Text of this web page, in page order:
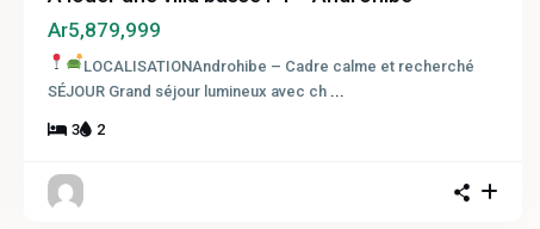
Ar5,879,999
LOCALISATIONAndrohibe – Cadre calme et recherché
SÉJOUR Grand séjour lumineux avec ch ...
3 2